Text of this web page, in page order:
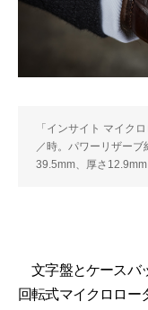
「インサイト マイク
／時。パワーリザー
39.5mm、厚さ
文字盤とケースバ
回転式マイクロロー